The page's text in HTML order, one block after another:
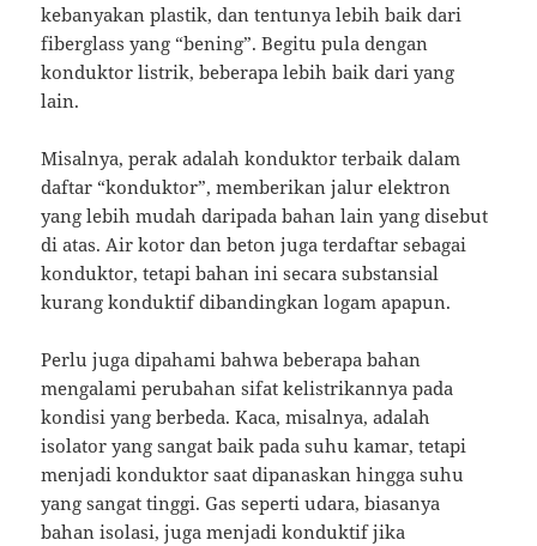
kebanyakan plastik, dan tentunya lebih baik dari
fiberglass yang “bening”. Begitu pula dengan
konduktor listrik, beberapa lebih baik dari yang
lain.
Misalnya, perak adalah konduktor terbaik dalam
daftar “konduktor”, memberikan jalur elektron
yang lebih mudah daripada bahan lain yang disebut
di atas. Air kotor dan beton juga terdaftar sebagai
konduktor, tetapi bahan ini secara substansial
kurang konduktif dibandingkan logam apapun.
Perlu juga dipahami bahwa beberapa bahan
mengalami perubahan sifat kelistrikannya pada
kondisi yang berbeda. Kaca, misalnya, adalah
isolator yang sangat baik pada suhu kamar, tetapi
menjadi konduktor saat dipanaskan hingga suhu
yang sangat tinggi. Gas seperti udara, biasanya
bahan isolasi, juga menjadi konduktif jika